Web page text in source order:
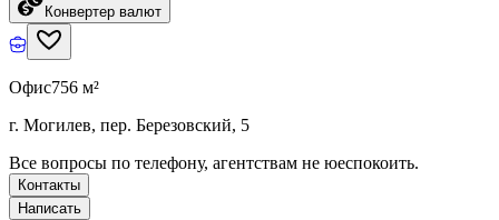
Конвертер валют
Офис756 м²
г. Могилев, пер. Березовский, 5
Все вопросы по телефону, агентствам не юеспокоить.
Контакты
Написать